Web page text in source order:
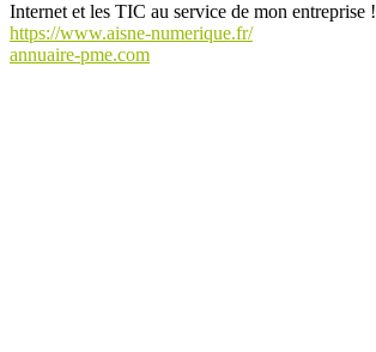
Internet et les TIC au service de mon entreprise !
https://www.aisne-numerique.fr/
annuaire-pme.com